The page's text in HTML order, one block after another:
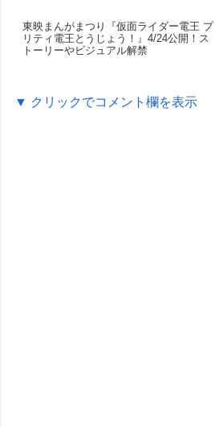
東映まんがまつり『仮面ライダー電王 プ
リティ電王とうじょう！』4/24公開！ス
トーリーやビジュアル解禁
▼ クリックでコメント欄を表示